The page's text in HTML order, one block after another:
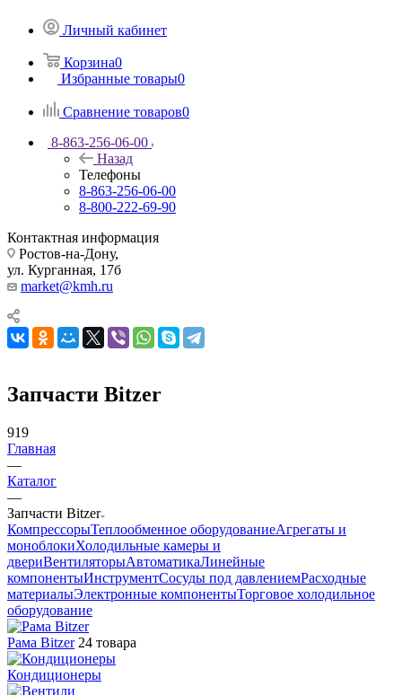
Личный кабинет
Корзина0
Избранные товары0
Сравнение товаров0
8-863-256-06-00
Назад
Телефоны
8-863-256-06-00
8-800-222-69-90
Контактная информация
Ростов-на-Дону,
ул. Курганная, 17б
market@kmh.ru
Запчасти Bitzer
919
Главная
—
Каталог
—
Запчасти Bitzer
КомпрессорыТеплообменное оборудованиеАгрегаты и
моноблокиХолодильные камеры и
двериВентиляторыАвтоматикаЛинейные
компонентыИнструментСосуды под давлениемРасходные
материалыЭлектронные компонентыТорговое холодильное
оборудование
Рама Bitzer 24 товара
Кондиционеры